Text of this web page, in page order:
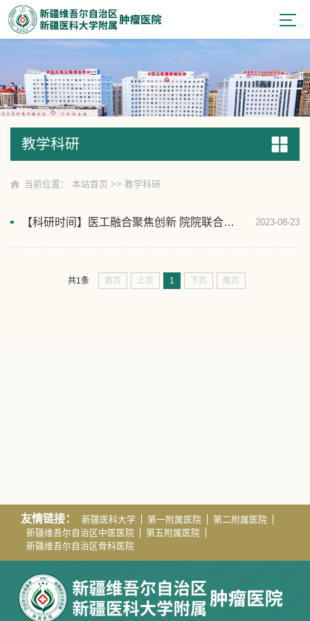
教学科研
教学科研
当前位置： 本站首页 >> 教学科研
【科研时间】医工融合聚焦创新 院院联合共谋发展——上海交通大学生物医学工程学院来院开展专题学术讲座 2023-08-23
共1条 首页 上页 1 下页 尾页
友情链接： 新疆医科大学 第一附属医院
第二附属医院
新疆维吾尔自治区中医医院
第五附属医院
新疆维吾尔自治区骨科医院